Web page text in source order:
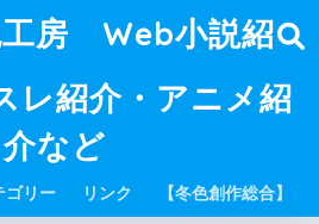
房 Web小説紹
レ紹介・アニメ紹
介など
ゴリー リンク 【冬色創作総合】